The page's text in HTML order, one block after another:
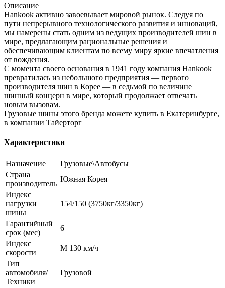
Описание
Hankook активно завоевывает мировой рынок. Следуя по
пути непрерывного технологического развития и инноваций,
мы намерены стать одним из ведущих производителей шин в
мире, предлагающим рациональные решения и
обеспечивающим клиентам по всему миру яркие впечатления
от вождения.
С момента своего основания в 1941 году компания Hankook
превратилась из небольшого предприятия — первого
производителя шин в Корее — в седьмой по величине
шинный концерн в мире, который продолжает отвечать
новым вызовам.
Грузовые шины этого бренда можете купить в Екатеринбурге,
в компании Тайерторг
Характеристики
Назначение
Грузовые\Автобусы
Страна
производитель
Южная Корея
Индекс
нагрузки
шины
154/150 (3750кг/3350кг)
Гарантийный
срок (мес)
6
Индекс
скорости
M 130 км/ч
Тип
автомобиля/
Техники
Грузовой